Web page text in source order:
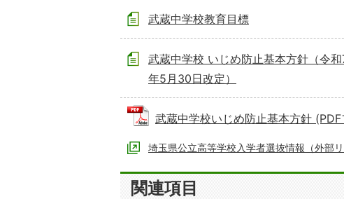
武蔵中学校教育目標
武蔵中学校 いじめ防止基本方針（令
年5月30日改定）
武蔵中学校いじめ防止基本方針 (PDF
埼玉県公立高等学校入学者選抜情報（外部リ
関連項目